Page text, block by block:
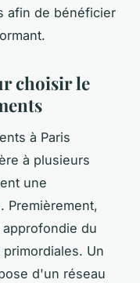
afin de bénéficier
choisir le
à Paris
à plusieurs
une
Premièrement,
du
Un
d'un réseau